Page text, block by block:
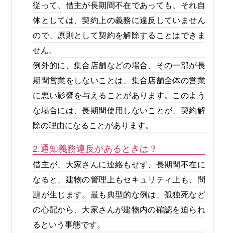
従って、借主が長期間不在であっても、それ自
体としては、契約上の義務に違反していません
ので、原則として契約を解除することはできま
せん。
例外的に、集合店舗などの場合、その一部が長
期間営業をしないことは、集合店舗全体の営業
に悪い影響を与えることがあります。このよう
な場合には、長期間使用しないことが、契約解
除の理由になることがあります。
2.通知義務違反があるときは？
借主が、大家さんに連絡もせず、長期間不在に
なると、建物の管理上もセキュリティ上も、問
題が生じます。最も典型的な例は、孤独死など
の心配から、大家さんが建物内の確認を迫られ
るという事態です。